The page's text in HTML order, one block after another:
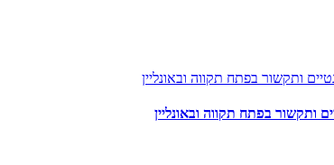
ותקשור בפתח תקווה ובאונליין